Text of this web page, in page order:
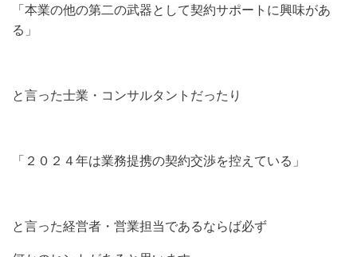
「本業の他の第二の武器として契約サポートに興味があ
る」
と言った士業・コンサルタントだったり
「２０２４年は業務提携の契約交渉を控えている」
と言った経営者・営業担当であるならば必ず